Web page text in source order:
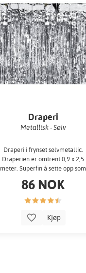
Draperi
Metallisk - Sølv
Draperi i frynset sølvmetallic.
Draperien er omtrent 0,9 x 2,5
meter. Superfin å sette opp som
86 NOK
Kjøp